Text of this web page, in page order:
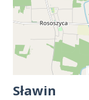
Sławin